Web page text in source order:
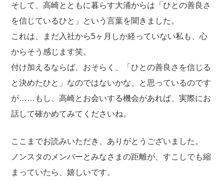
そして、高崎とともに暮らす大浦からは「ひとの善良さ
を信じているひと」という言葉を聞きました。
これは、まだ入社から5ヶ月しか経っていない私も、心
からそう感じます笑。
付け加えるならば、おそらく、「ひとの善良さを信じる
と決めたひと」なのではないかな、と思っているのです
が……もし、高崎とお会いする機会があれば、実際にお
話して確かめてみてくださいね。
ここまでお読みいただき、ありがとうございました。
ノンスタのメンバーとみなさまの距離が、すこしでも縮
まっていたら、嬉しいです。